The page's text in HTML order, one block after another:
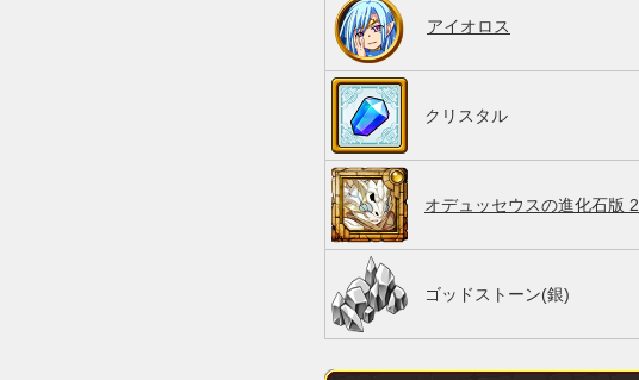
アイオロス
クリスタル
オデュッセウスの進化石版 2
ゴッドストーン(銀)